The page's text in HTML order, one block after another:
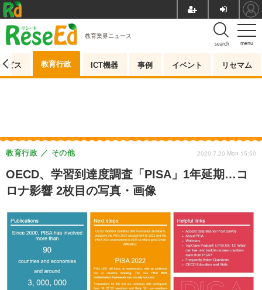
menu
search
教育業界ニュース
ビス 教育行政 ICT機器 事例 イベント リセマム
OECD、学習到達度調査「PISA」1年延期…コ
ロナ影響 2枚目の写真・画像
教育行政 その他 2020.7.20 Mon 15:50